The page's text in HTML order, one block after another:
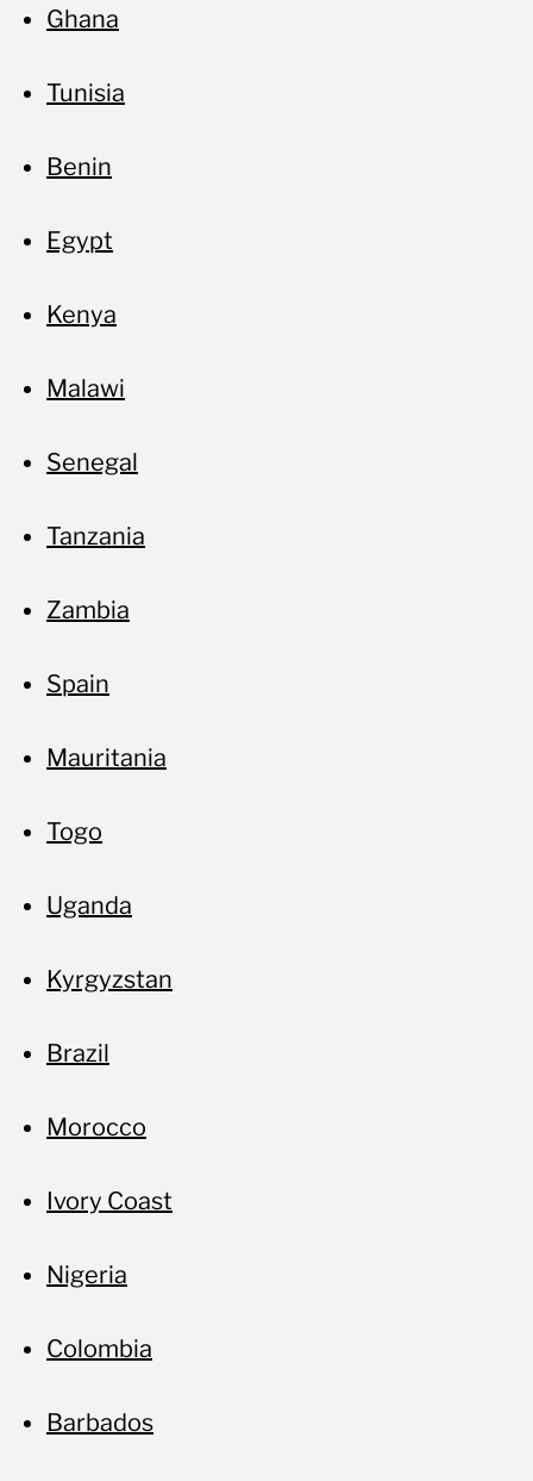
Ghana
Tunisia
Benin
Egypt
Kenya
Malawi
Senegal
Tanzania
Zambia
Spain
Mauritania
Togo
Uganda
Kyrgyzstan
Brazil
Morocco
Ivory Coast
Nigeria
Colombia
Barbados